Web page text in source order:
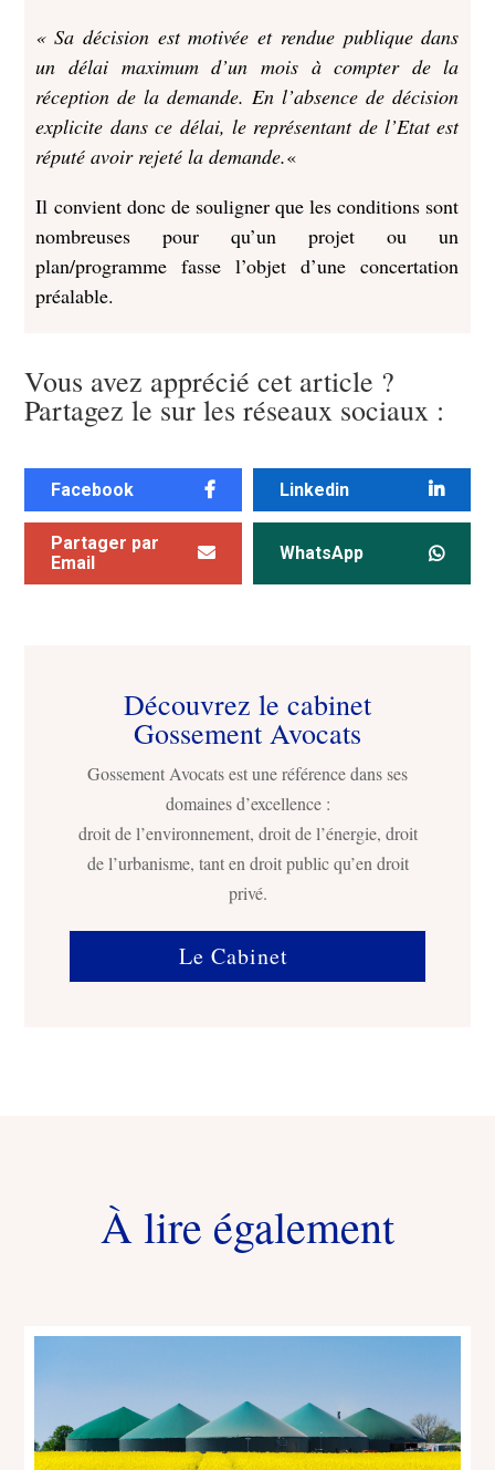
« Sa décision est motivée et rendue publique dans
un délai maximum d’un mois à compter de la
réception de la demande. En l’absence de décision
explicite dans ce délai, le représentant de l’Etat est
réputé avoir rejeté la demande.«
Il convient donc de souligner que les conditions sont
nombreuses pour qu’un projet ou un
plan/programme fasse l’objet d’une concertation
préalable.
Vous avez apprécié cet article ?
Partagez le sur les réseaux sociaux :
Facebook Linkedin
Partager par
Email
WhatsApp
Découvrez le cabinet
Gossement Avocats
Gossement Avocats est une référence dans ses
domaines d’excellence :
droit de l’environnement, droit de l’énergie, droit
de l’urbanisme, tant en droit public qu’en droit
privé.
Le Cabinet
À lire également